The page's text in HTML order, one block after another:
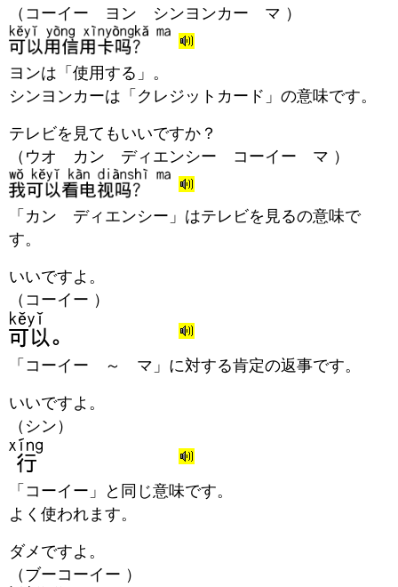
（コーイー ヨン シンヨンカー マ ）
ヨンは「使用する」。
シンヨンカーは「クレジットカード」の意味です。
テレビを見てもいいですか？
（ウオ カン ディエンシー コーイー マ ）
「カン ディエンシー」はテレビを見るの意味で
す。
いいですよ。
（コーイー ）
「コーイー ～ マ」に対する肯定の返事です。
いいですよ。
（シン）
「コーイー」と同じ意味です。
よく使われます。
ダメですよ。
（ブーコーイー ）